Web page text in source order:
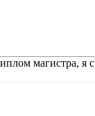
магистра, я